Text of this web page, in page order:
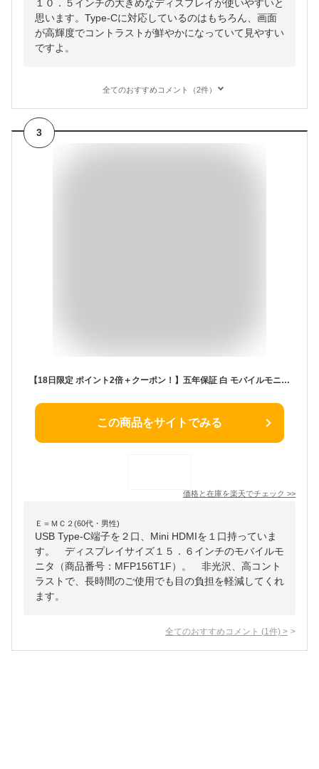
１０．５インチの大きめなディスプレイが使いやすいと
思います。Type-Cに対応しているのはもちろん、画面
が高輝度でコントラストが鮮やかになっていて見やすい
ですよ。
全てのおすすめコメント（2件）
3
【18日限定 ポイント2倍＋クーポン！】五年保証 白 モバイルモニター 15.6 インチ FHD 1920×1080 1080P Fast IPS パネル PU保護カバー付き 非光沢 1200:1 高コントラスト 超軽量 640g スピーカー内蔵 Type-C/HDMI 接続 PS5/Switch/PC/スマホ対応 MFP156T1F
この商品をサイトでみる
価格と在庫を楽天でチェック >>
Ｅ＝ＭＣ２(60代・男性)
USB Type-C端子を２口、Mini HDMIを１口持っていま
す。 ディスプレイサイズ１５．６インチのモバイルモ
ニタ（商品番号：MFP156T1F）。 非光沢、高コント
ラストで、長時間のご使用でも目の負担を軽減してくれ
ます。
全てのおすすめコメント (1 件) >